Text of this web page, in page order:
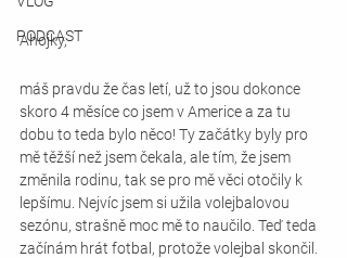
PODCAST
Ahojky,
máš pravdu že čas letí, už to jsou dokonce
skoro 4 měsíce co jsem v Americe a za tu
dobu to teda bylo něco! Ty začátky byly pro
mě těžší než jsem čekala, ale tím, že jsem
změnila rodinu, tak se pro mě věci otočily k
lepšímu. Nejvíc jsem si užila volejbalovou
sezónu, strašně moc mě to naučilo. Teď teda
začínám hrát fotbal, protože volejbal skončil.